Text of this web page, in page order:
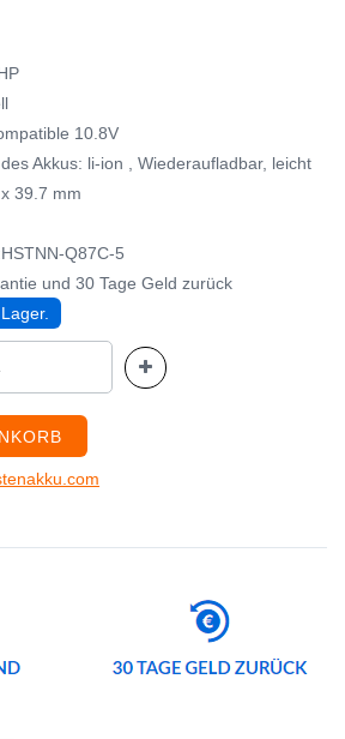
10.8V
Akkus: li-ion , Wiederaufladbar, leicht
39.7 mm
Q87C-5
und 30 Tage Geld zurück